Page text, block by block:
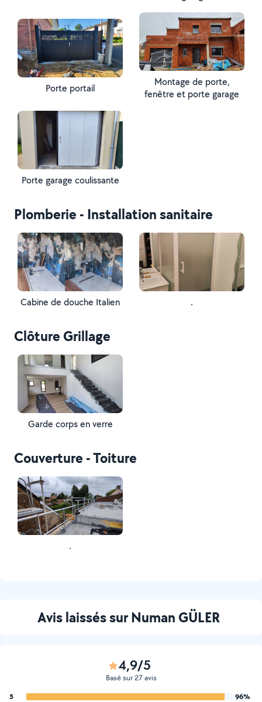
Porte portail
Montage de porte,
fenêtre et porte garage
Porte garage coulissante
Plomberie - Installation sanitaire
Cabine de douche Italien .
Clôture Grillage
Garde corps en verre
Couverture - Toiture
.
Avis laissés sur Numan GÜLER
4,9/5
Basé sur 27 avis
5
96%